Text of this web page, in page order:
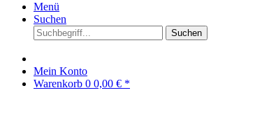
Menü
Suchen
Suchen
Mein Konto
Warenkorb 0 0,00 € *